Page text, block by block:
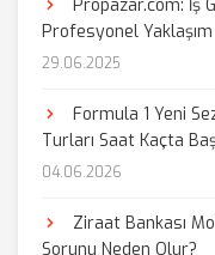
Propazar.com: İş
Profesyonel Yaklaşım
29.06.2025
Formula 1 Yeni
Turları Saat Kaçta
04.06.2026
Ziraat Bankası
Sorunu Neden Olur?